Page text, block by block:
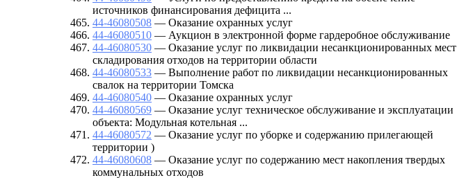
источников финансирования дефицита ...
44-46080508 — Оказание охранных услуг
44-46080510 — Аукцион в электронной форме гардеробное обслуживание
44-46080530 — Оказание услуг по ликвидации несанкционированных мест
складирования отходов на территории области
44-46080533 — Выполнение работ по ликвидации несанкционированных
свалок на территории Томска
44-46080540 — Оказание охранных услуг
44-46080569 — Оказание услуг техническое обслуживание и эксплуатации
объекта: Модульная котельная ...
44-46080572 — Оказание услуг по уборке и содержанию прилегающей
территории )
44-46080608 — Оказание услуг по содержанию мест накопления твердых
коммунальных отходов